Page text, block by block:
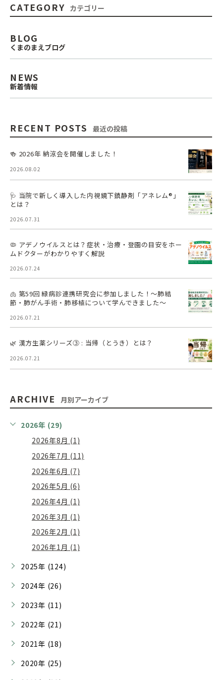
CATEGORY カテゴリー
BLOG
くまのまえブログ
NEWS
新着情報
RECENT POSTS 最近の投稿
🍻 2026年 納涼会を開催しました！
2026.08.02
🩺 当院で新しく導入した内視鏡下鎮静剤「アネレム®」
とは？
2026.07.31
🦠 アデノウイルスとは？症状・治療・登園の目安をホー
ムドクターがわかりやすく解説
2026.07.24
🫁 第59回 緑病診連携研究会に参加しました！～肺結
節・肺がん手術・肺移植について学んできました～
2026.07.21
🌿 漢方生薬シリーズ③ : 当帰（とうき）とは？
2026.07.21
ARCHIVE 月別アーカイブ
2026年 (29)
2026年8月 (1)
2026年7月 (11)
2026年6月 (7)
2026年5月 (6)
2026年4月 (1)
2026年3月 (1)
2026年2月 (1)
2026年1月 (1)
2025年 (124)
2024年 (26)
2023年 (11)
2022年 (21)
2021年 (18)
2020年 (25)